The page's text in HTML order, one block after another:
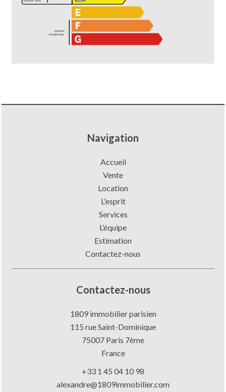
Navigation
Accueil
Vente
Location
L'esprit
Services
L’équipe
Estimation
Contactez-nous
Contactez-nous
1809 immobilier parisien
115 rue Saint-Dominique
75007 Paris 7ème
France
+33 1 45 04 10 98
alexandre@1809immobilier.com